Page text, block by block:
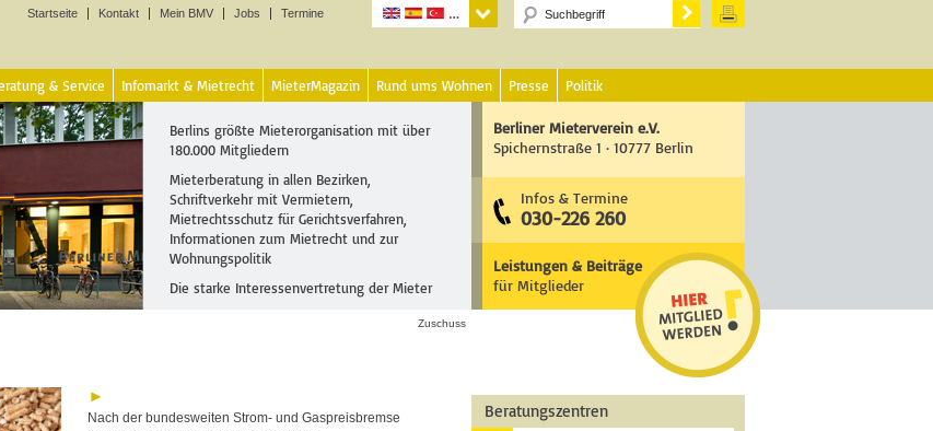
Startseite Kontakt Mein BMV Jobs Termine
& Service Infomarkt & Mietrecht MieterMagazin Rund ums Wohnen Presse Politik
Berlins größte Mieterorganisation mit über
180.000 Mitgliedern
Mieterberatung in allen Bezirken,
Schriftverkehr mit Vermietern,
Mietrechtsschutz für Gerichtsverfahren,
Informationen zum Mietrecht und zur
Wohnungspolitik
Die starke Interessenvertretung der Mieter
Berliner Mieterverein e.V.
Spichernstraße 1 · 10777 Berlin
Infos & Termine
030-226 260
Leistungen & Beiträge
für Mitglieder
Zuschuss
Nach der bundesweiten Strom- und Gaspreisbremse
Beratungszentren